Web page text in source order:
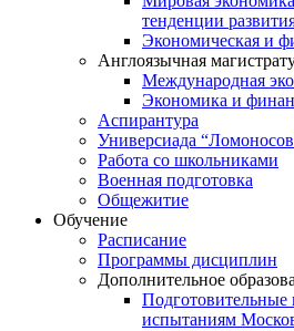
тенденции
Экономическая и
Англоязычная
Международная
Экономика и
Аспирантура
Универсиада
Работа со школьниками
Военная подготовка
Общежитие
Обучение
Расписание
Программы дисциплин
Дополнительное
испытаниям